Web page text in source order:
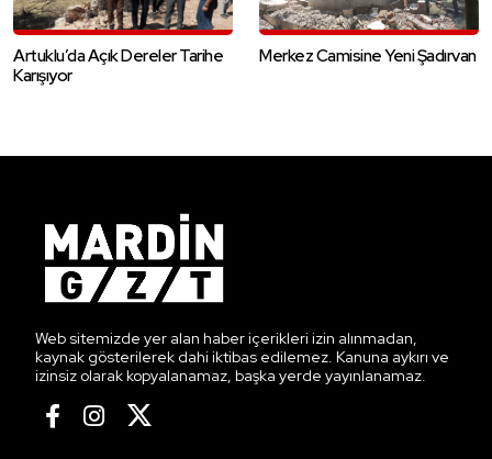
Artuklu’da Açık Dereler Tarihe
Karışıyor
Merkez Camisine Yeni Şadırvan
Web sitemizde yer alan haber içerikleri izin alınmadan,
kaynak gösterilerek dahi iktibas edilemez. Kanuna aykırı ve
izinsiz olarak kopyalanamaz, başka yerde yayınlanamaz.